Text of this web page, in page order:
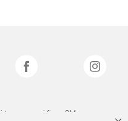
towarowymi firmy 3M.